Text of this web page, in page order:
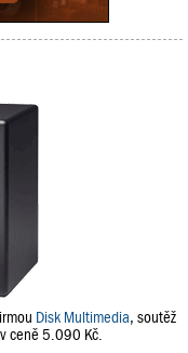
Disk Multimedia, soutěž
ceně 5.090 Kč.